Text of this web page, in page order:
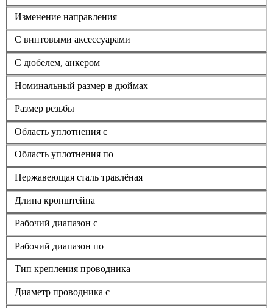
Изменение направления
С винтовыми аксессуарами
С дюбелем, анкером
Номинальный размер в дюймах
Размер резьбы
Область уплотнения с
Область уплотнения по
Нержавеющая сталь травлёная
Длина кронштейна
Рабочий диапазон с
Рабочий диапазон по
Тип крепления проводника
Диаметр проводника с